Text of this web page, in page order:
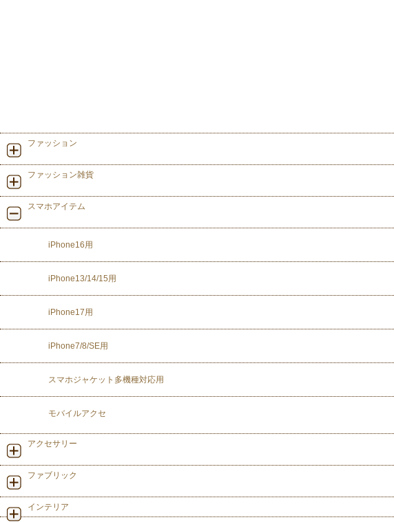
ファッション
ファッション雑貨
スマホアイテム
iPhone16用
iPhone13/14/15用
iPhone17用
iPhone7/8/SE用
スマホジャケット多機種対応用
モバイルアクセ
アクセサリー
ファブリック
インテリア